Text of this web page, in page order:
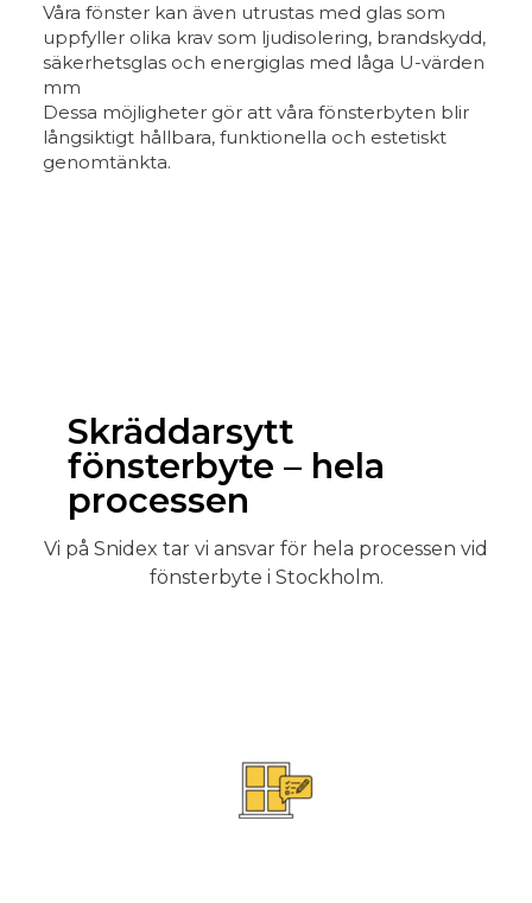
Våra fönster kan även utrustas med glas som
uppfyller olika krav som ljudisolering, brandskydd,
säkerhetsglas och energiglas med låga U-värden
mm
Dessa möjligheter gör att våra fönsterbyten blir
långsiktigt hållbara, funktionella och estetiskt
genomtänkta.
Skräddarsytt
fönsterbyte – hela
processen
Vi på Snidex tar vi ansvar för hela processen vid
fönsterbyte i Stockholm.